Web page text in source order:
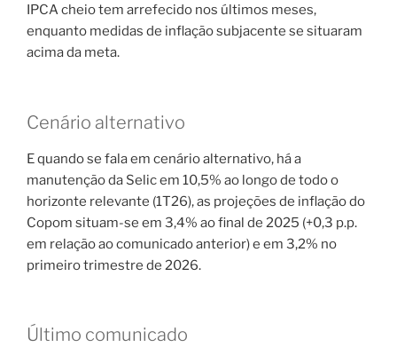
IPCA cheio tem arrefecido nos últimos meses,
enquanto medidas de inflação subjacente se situaram
acima da meta.
Cenário alternativo
E quando se fala em cenário alternativo, há a
manutenção da Selic em 10,5% ao longo de todo o
horizonte relevante (1T26), as projeções de inflação do
Copom situam-se em 3,4% ao final de 2025 (+0,3 p.p.
em relação ao comunicado anterior) e em 3,2% no
primeiro trimestre de 2026.
Último comunicado